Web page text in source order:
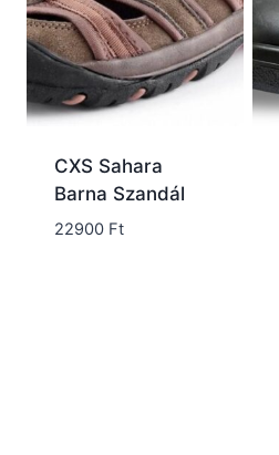
CXS Sahara
Barna Szandál
22900 Ft